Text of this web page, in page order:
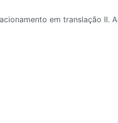
em translação II.